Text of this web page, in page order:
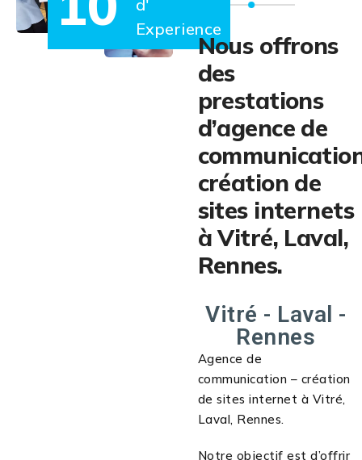
d'
Experience
Nous offrons
des
prestations
d’agence de
création de
sites internets
à Vitré, Laval,
Rennes.
Vitré - Laval -
Rennes
Agence de
communication – création
de sites internet à Vitré,
Laval, Rennes.
Notre objectif est d’offrir